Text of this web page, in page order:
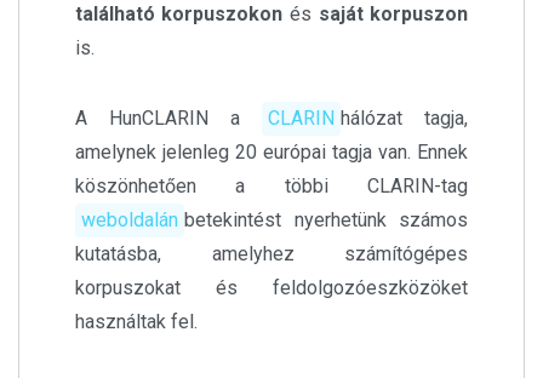
található korpuszokon és saját korpuszon
is.
A HunCLARIN a CLARIN hálózat tagja,
amelynek jelenleg 20 európai tagja van. Ennek
köszönhetően a többi CLARIN-tag
weboldalán betekintést nyerhetünk számos
kutatásba, amelyhez számítógépes
korpuszokat és feldolgozóeszközöket
használtak fel.